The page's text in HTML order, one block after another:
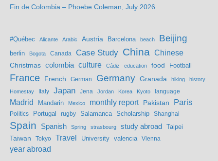
Fin de Colombia – Phoebe Coleman, July 2026
#Québec Alicante Arabic Austria Barcelona beach Beijing
berlin Bogota Canada Case Study China Chinese
Christmas colombia culture Cádiz education food Football
France French German Germany Granada hiking history
Homestay Italy Japan Jena Jordan Korea Kyoto language
Madrid Mandarin Mexico monthly report Pakistan Paris
Politics Portugal rugby Salamanca Scholarship Shanghai
Spain Spanish Spring strasbourg study abroad Taipei
Taiwan
Tokyo Travel University valencia Vienna
year abroad